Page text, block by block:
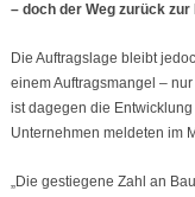
– doch der Weg zurück
Die Auftragslage bleibt
einem Auftragsmangel –
ist dagegen die
Unternehmen meldeten im
„Die gestiegene Zahl an